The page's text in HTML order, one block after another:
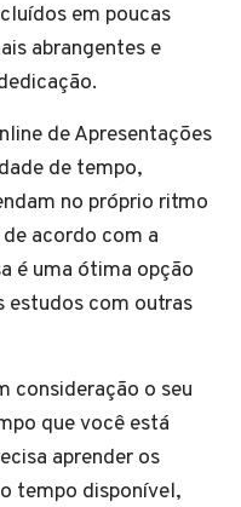
em poucas
abrangentes e
de Apresentações
de tempo,
no próprio ritmo
acordo com a
é uma ótima opção
estudos com outras
consideração o seu
que você está
aprender os
tempo disponível,